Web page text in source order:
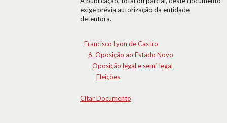
exige prévia autorização da entidade
detentora.
Francisco Lyon de Castro
6. Oposição ao Estado Novo
Oposição legal e semi-legal
Eleições
Citar Documento